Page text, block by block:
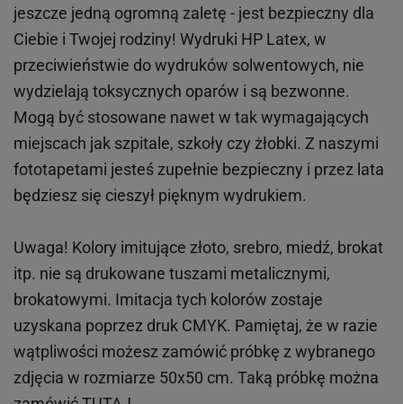
jeszcze jedną ogromną zaletę - jest bezpieczny dla
Ciebie i Twojej rodziny! Wydruki HP Latex, w
przeciwieństwie do wydruków solwentowych, nie
wydzielają toksycznych oparów i są bezwonne.
Mogą być stosowane nawet w tak wymagających
miejscach jak szpitale, szkoły czy żłobki. Z naszymi
fototapetami jesteś zupełnie bezpieczny i przez lata
będziesz się cieszył pięknym wydrukiem.
Uwaga! Kolory imitujące złoto, srebro, miedź, brokat
itp. nie są drukowane tuszami metalicznymi,
brokatowymi. Imitacja tych kolorów zostaje
uzyskana poprzez druk CMYK. Pamiętaj, że w razie
wątpliwości możesz zamówić próbkę z wybranego
zdjęcia w rozmiarze 50x50 cm. Taką próbkę można